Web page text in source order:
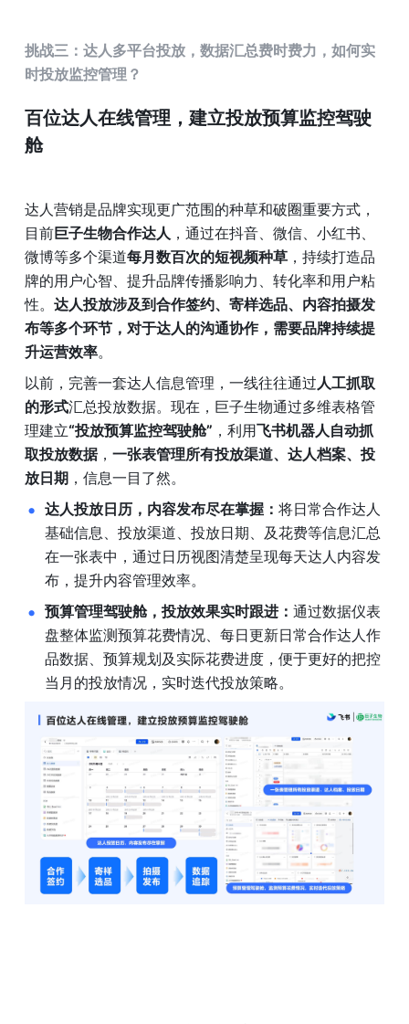
挑战三：达人多平台投放，数据汇总费时费力，如何实
时投放监控管理？
百位达人在线管理，建立投放预算监控驾驶
舱
达人营销是品牌实现更广范围的种草和破圈重要方式，
目前巨子生物合作达人 ，通过在抖音、微信、小红书、
微博等多个渠道每月数百次的短视频种草 ，持续打造品
牌的用户心智、提升品牌传播影响力、转化率和用户粘
性。 达人投放涉及到合作签约、寄样选品、内容拍摄发
布等多个环节，对于达人的沟通协作，需要品牌持续提
升运营效率。
以前，完善一套达人信息管理，一线往往通过人工抓取
的形式汇总投放数据。现在，巨子生物通过多维表格管
理建立“投放预算监控驾驶舱” ，利用飞书机器人自动抓
取投放数据， 一张表管理所有投放渠道、达人档案、投
放日期 ，信息一目了然。
达人投放日历，内容发布尽在掌握： 将日常合作达人
基础信息、投放渠道、投放日期、及花费等信息汇总
在一张表中，通过日历视图清楚呈现每天达人内容发
布，提升内容管理效率。
预算管理驾驶舱，投放效果实时跟进： 通过数据仪表
盘整体监测预算花费情况、每日更新日常合作达人作
品数据、预算规划及实际花费进度，便于更好的把控
当月的投放情况，实时迭代投放策略。